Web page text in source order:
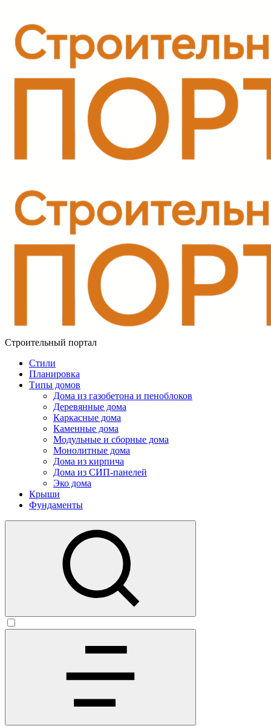
Строительный портал
Стили
Планировка
Типы домов
Дома из газобетона и пеноблоков
Деревянные дома
Каркасные дома
Каменные дома
Модульные и сборные дома
Монолитные дома
Дома из кирпича
Дома из СИП-панелей
Эко дома
Крыши
Фундаменты